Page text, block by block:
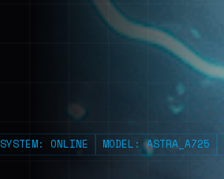
SYSTEM: ONLINE MODEL: ASTRA_A725